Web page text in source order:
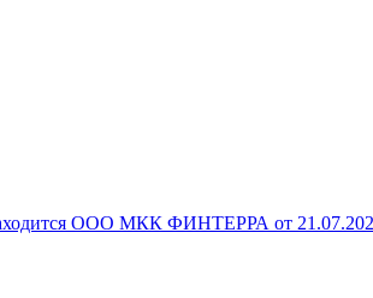
ООО МКК ФИНТЕРРА от